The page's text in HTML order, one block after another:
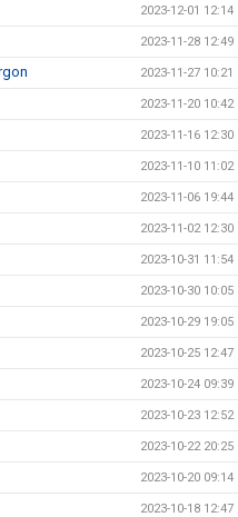
2023-12-01 12:14
2023-11-28 12:49
2023-11-27 10:21
2023-11-20 10:42
2023-11-16 12:30
2023-11-10 11:02
2023-11-06 19:44
2023-11-02 12:30
2023-10-31 11:54
2023-10-30 10:05
2023-10-29 19:05
2023-10-25 12:47
2023-10-24 09:39
2023-10-23 12:52
2023-10-22 20:25
2023-10-20 09:14
2023-10-18 12:47